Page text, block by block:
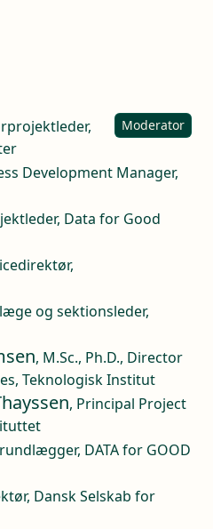
Moderator
Development Manager,
Data for Good
og sektionsleder,
, M.Sc., Ph.D., Director
Teknologisk Institut
, Principal Project
DATA for GOOD
Dansk Selskab for